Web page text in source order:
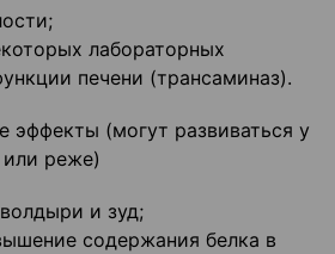
лабораторных
печени (трансаминаз).
эффекты (могут развиваться у
или реже)
и зуд;
содержания белка в